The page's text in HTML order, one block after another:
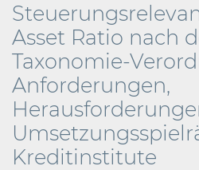
Asset Ratio nach
Taxonomie-
Anforderungen,
Kreditinstitute